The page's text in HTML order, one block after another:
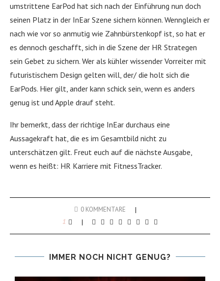
umstrittene EarPod hat sich nach der Einführung nun doch
seinen Platz in der InEar Szene sichern können. Wenngleich er
nach wie vor so anmutig wie Zahnbürstenkopf ist, so hat er
es dennoch geschafft, sich in die Szene der HR Strategen
sein Gebet zu sichern. Wer als kühler wissender Vorreiter mit
futuristischem Design gelten will, der/ die holt sich die
EarPods. Hier gilt, ander kann schick sein, wenn es anders
genug ist und Apple drauf steht.
Ihr bemerkt, dass der richtige InEar durchaus eine
Aussagekraft hat, die es im Gesamtbild nicht zu
unterschätzen gilt. Freut euch auf die nächste Ausgabe,
wenn es heißt: HR Karriere mit FitnessTracker.
0 KOMMENTARE
1
IMMER NOCH NICHT GENUG?